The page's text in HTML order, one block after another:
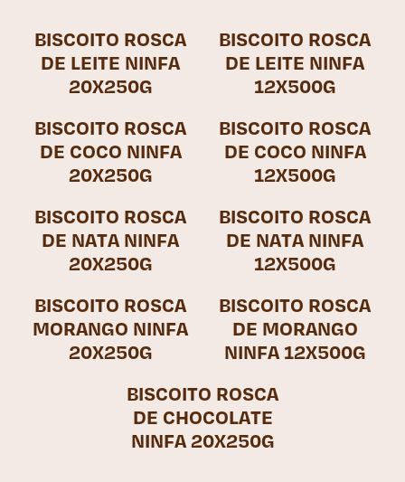
BISCOITO ROSCA
DE LEITE NINFA
20X250G
BISCOITO ROSCA
DE LEITE NINFA
12X500G
BISCOITO ROSCA
DE COCO NINFA
20X250G
BISCOITO ROSCA
DE COCO NINFA
12X500G
BISCOITO ROSCA
DE NATA NINFA
20X250G
BISCOITO ROSCA
DE NATA NINFA
12X500G
BISCOITO ROSCA
MORANGO NINFA
20X250G
BISCOITO ROSCA
DE MORANGO
NINFA 12X500G
BISCOITO ROSCA
DE CHOCOLATE
NINFA 20X250G